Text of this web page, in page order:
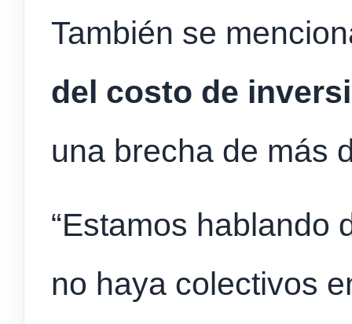
También se
del costo de
una brecha de más
“Estamos hablando
no haya colectivos